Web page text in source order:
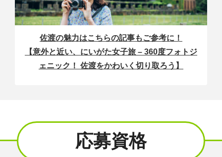
佐渡の魅力はこちらの記事もご参考に！
【意外と近い、にいがた女子旅 – 360度フォトジ
ェニック！ 佐渡をかわいく切り取ろう】
応募資格